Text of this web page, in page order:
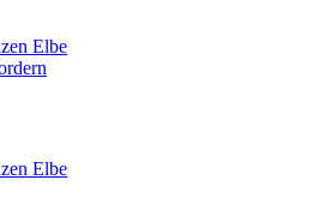
Elbe
Elbe